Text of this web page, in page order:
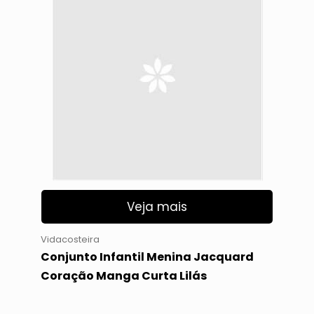
Veja mais
Vidacosteira
Conjunto Infantil Menina Jacquard
Coração Manga Curta Lilás